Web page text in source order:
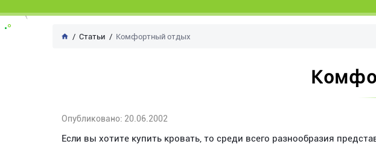
Статьи Комфортный отдых
Опубликовано: 20.06.2002
Если вы хотите купить кровать, то среди всего разнообразия